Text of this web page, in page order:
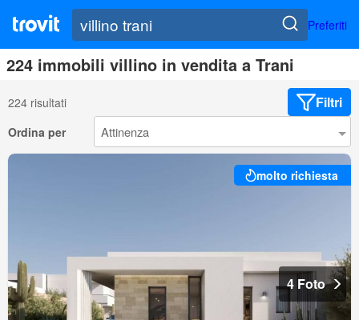
Preferiti
224 immobili villino in vendita a Trani
224 risultati Filtri
Ordina per
molto richiesta
4 Foto